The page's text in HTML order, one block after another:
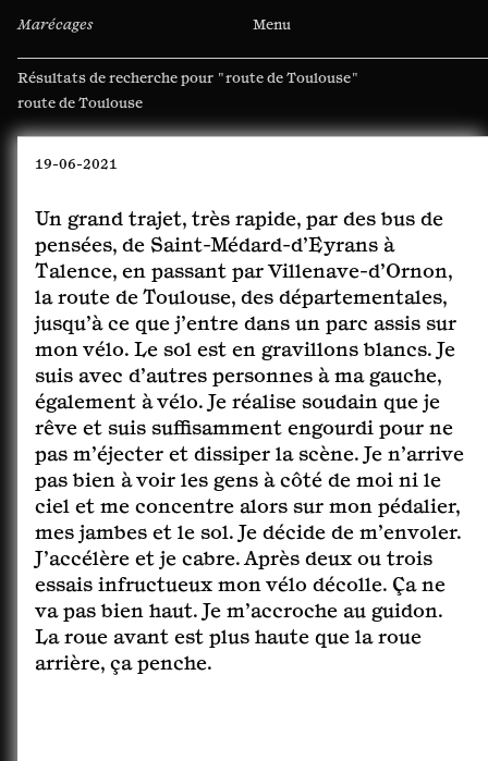
Marécages Menu
Résultats de recherche pour "route de Toulouse"
Rechercher :
19-06-2021
Un grand trajet, très rapide, par des bus de
pensées, de Saint-Médard-d’Eyrans à
Talence, en passant par Villenave-d’Ornon,
la route de Toulouse, des départementales,
jusqu’à ce que j’entre dans un parc assis sur
mon vélo. Le sol est en gravillons blancs. Je
suis avec d’autres personnes à ma gauche,
également à vélo. Je réalise soudain que je
rêve et suis suffisamment engourdi pour ne
pas m’éjecter et dissiper la scène. Je n’arrive
pas bien à voir les gens à côté de moi ni le
ciel et me concentre alors sur mon pédalier,
mes jambes et le sol. Je décide de m’envoler.
J’accélère et je cabre. Après deux ou trois
essais infructueux mon vélo décolle. Ça ne
va pas bien haut. Je m’accroche au guidon.
La roue avant est plus haute que la roue
arrière, ça penche.